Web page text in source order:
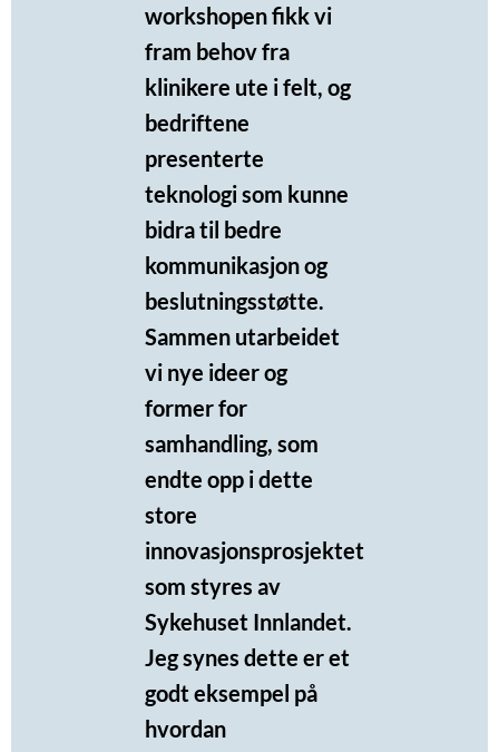
workshopen fikk vi
fram behov fra
klinikere ute i felt, og
bedriftene
presenterte
teknologi som kunne
bidra til bedre
kommunikasjon og
beslutningsstøtte.
Sammen utarbeidet
vi nye ideer og
former for
samhandling, som
endte opp i dette
store
innovasjonsprosjektet
som styres av
Sykehuset Innlandet.
Jeg synes dette er et
godt eksempel på
hvordan